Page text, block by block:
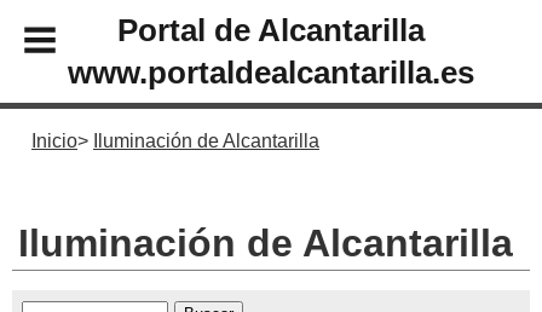
Portal de Alcantarilla
www.portaldealcantarilla.es
Inicio Iluminación de Alcantarilla
Iluminación de Alcantarilla